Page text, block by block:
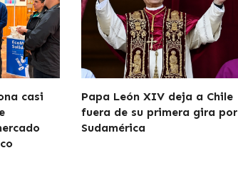
casi
Papa León XIV deja a Chile
fuera de su primera gira por
Sudamérica